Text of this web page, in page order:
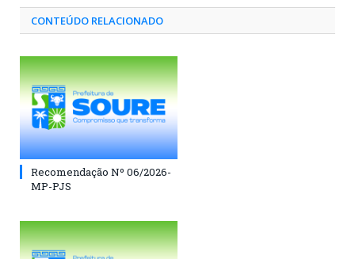
CONTEÚDO RELACIONADO
Recomendação Nº 06/2026-
MP-PJS